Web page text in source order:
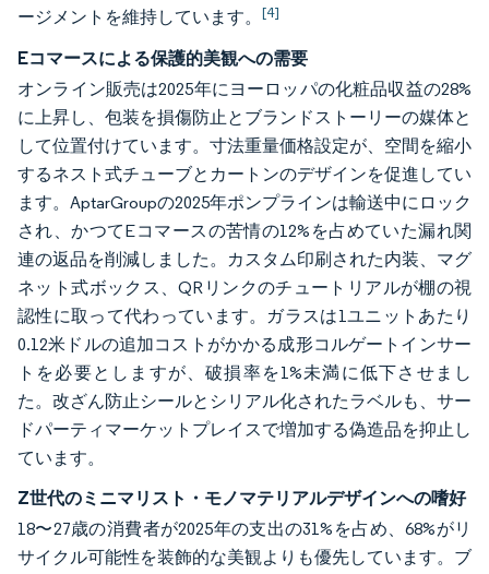
ージメントを維持しています。 [4]
Eコマースによる保護的美観への需要
オンライン販売は2025年にヨーロッパの化粧品収益の28%
に上昇し、包装を損傷防止とブランドストーリーの媒体と
して位置付けています。寸法重量価格設定が、空間を縮小
するネスト式チューブとカートンのデザインを促進してい
ます。AptarGroupの2025年ポンプラインは輸送中にロック
され、かつてEコマースの苦情の12%を占めていた漏れ関
連の返品を削減しました。カスタム印刷された内装、マグ
ネット式ボックス、QRリンクのチュートリアルが棚の視
認性に取って代わっています。ガラスは1ユニットあたり
0.12米ドルの追加コストがかかる成形コルゲートインサー
トを必要としますが、破損率を1%未満に低下させまし
た。改ざん防止シールとシリアル化されたラベルも、サー
ドパーティマーケットプレイスで増加する偽造品を抑止し
ています。
Z世代のミニマリスト・モノマテリアルデザインへの嗜好
18〜27歳の消費者が2025年の支出の31%を占め、68%がリ
サイクル可能性を装飾的な美観よりも優先しています。ブ